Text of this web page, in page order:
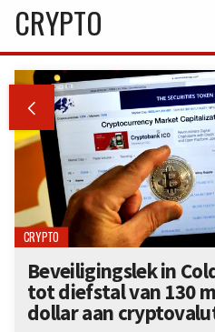
CRYPTO

CRYPTO
Beveiligingslek in
tot diefstal van 130
dollar aan